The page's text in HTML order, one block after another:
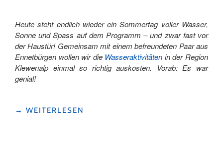
Heute steht endlich wieder ein Sommertag voller Wasser,
Sonne und Spass auf dem Programm – und zwar fast vor
der Haustür! Gemeinsam mit einem befreundeten Paar aus
Ennetbürgen wollen wir die Wasseraktivitäten in der Region
Klewenalp einmal so richtig auskosten. Vorab: Es war
genial!
"EIN
→ WEITERLESEN